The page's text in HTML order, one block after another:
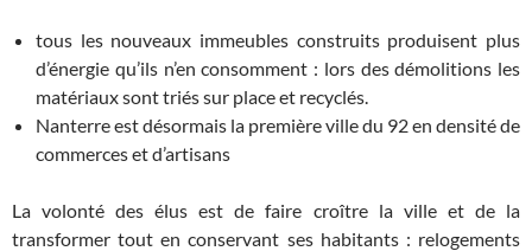
tous les nouveaux immeubles construits produisent plus
d’énergie qu’ils n’en consomment : lors des démolitions les
matériaux sont triés sur place et recyclés.
Nanterre est désormais la première ville du 92 en densité de
commerces et d’artisans
La volonté des élus est de faire croître la ville et de la
transformer tout en conservant ses habitants : relogements